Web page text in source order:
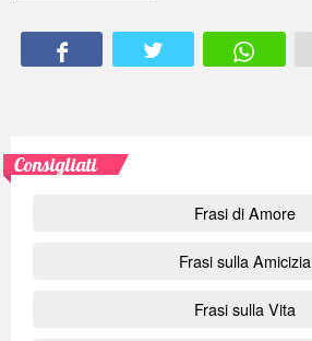
Consigliati
Frasi di Amore
Frasi sulla Amicizia
Frasi sulla Vita